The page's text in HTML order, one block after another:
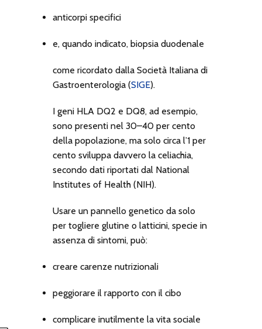
anticorpi specifici
e, quando indicato, biopsia duodenale
come ricordato dalla Società Italiana di
Gastroenterologia (SIGE).
I geni HLA DQ2 e DQ8, ad esempio,
sono presenti nel 30–40 per cento
della popolazione, ma solo circa l’1 per
cento sviluppa davvero la celiachia,
secondo dati riportati dal National
Institutes of Health (NIH).
Usare un pannello genetico da solo
per togliere glutine o latticini, specie in
assenza di sintomi, può:
creare carenze nutrizionali
peggiorare il rapporto con il cibo
complicare inutilmente la vita sociale